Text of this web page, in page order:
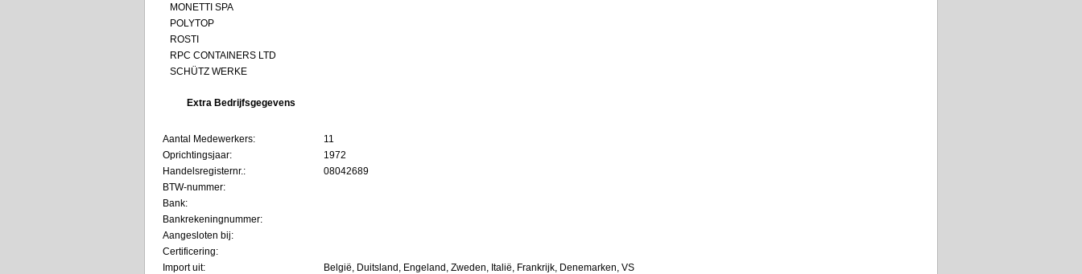
MONETTI SPA
POLYTOP
ROSTI
RPC CONTAINERS LTD
SCHÜTZ WERKE
Extra Bedrijfsgegevens
Aantal Medewerkers:
11
Oprichtingsjaar:
1972
Handelsregisternr.:
08042689
BTW-nummer:
Bank:
Bankrekeningnummer:
Aangesloten bij:
Certificering:
Import uit:
België, Duitsland, Engeland, Zweden, Italië, Frankrijk, Denemarken, VS